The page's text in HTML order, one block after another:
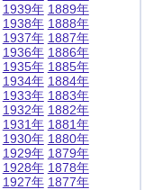
1939年
1938年
1937年
1936年
1935年
1934年
1933年
1932年
1931年
1930年
1929年
1928年
1927年
1889年
1888年
1887年
1886年
1885年
1884年
1883年
1882年
1881年
1880年
1879年
1878年
1877年